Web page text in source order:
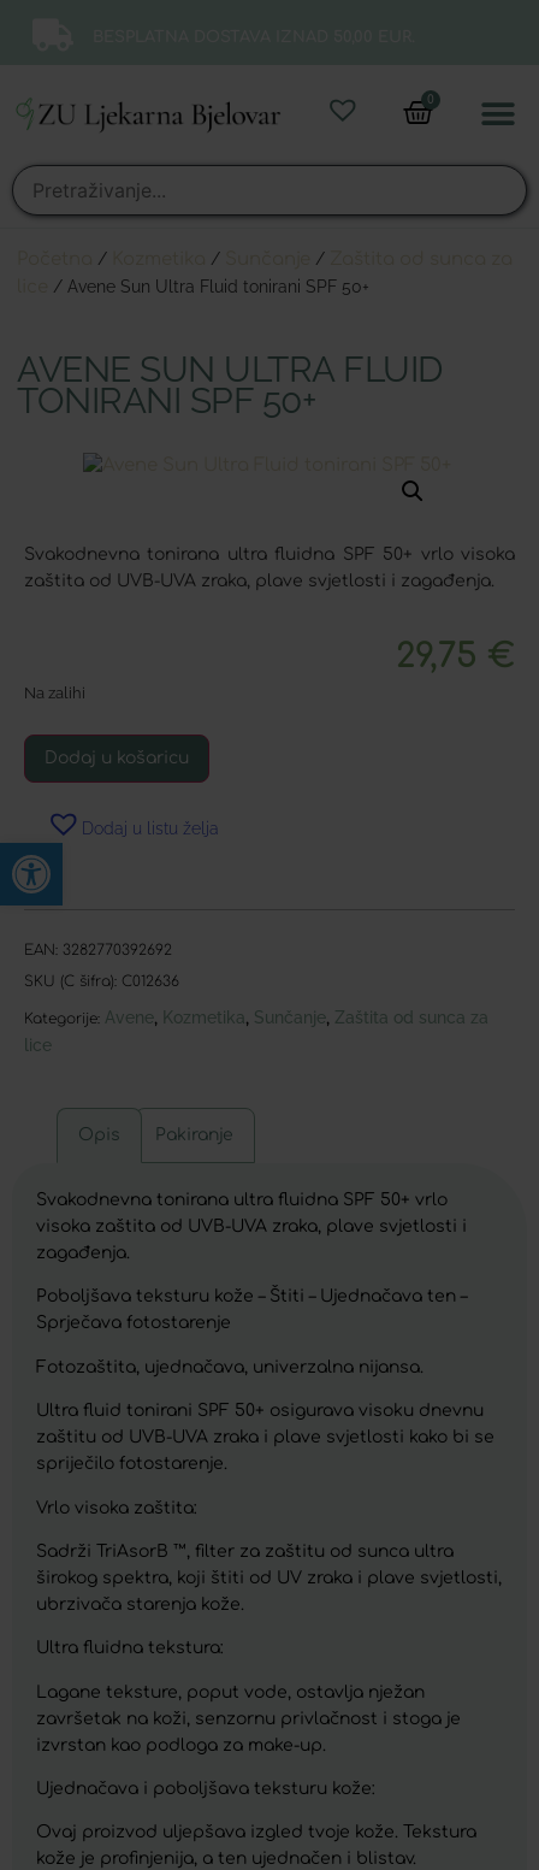
Open toolbar
0
/ / /
/ Avene Sun Ultra Fluid tonirani SPF 50+
AVENE SUN ULTRA FLUID
TONIRANI SPF 50+
Svakodnevna tonirana ultra fluidna SPF 50+ vrlo visoka
zaštita od UVB-UVA zraka, plave svjetlosti i zagađenja.
29,75 €
Na zalihi
Dodaj u košaricu
Dodaj u listu želja
EAN: 3282770392692
SKU (C šifra): C012636
Kategorije: Avene Kozmetika Sunčanje Zaštita od sunca za
lice
Opis Pakiranje
Svakodnevna tonirana ultra fluidna SPF 50+ vrlo
visoka zaštita od UVB-UVA zraka, plave svjetlosti i
zagađenja.
Poboljšava teksturu kože – Štiti – Ujednačava ten –
Sprječava fotostarenje
Fotozaštita, ujednačava, univerzalna nijansa.
Ultra fluid tonirani SPF 50+ osigurava visoku dnevnu
zaštitu od UVB-UVA zraka i plave svjetlosti kako bi se
spriječilo fotostarenje.
Vrlo visoka zaštita:
Sadrži TriAsorB ™, filter za zaštitu od sunca ultra
širokog spektra, koji štiti od UV zraka i plave svjetlosti,
ubrzivača starenja kože.
Ultra fluidna tekstura:
Lagane teksture, poput vode, ostavlja nježan
završetak na koži, senzornu privlačnost i stoga je
izvrstan kao podloga za make-up.
Ujednačava i poboljšava teksturu kože:
Ovaj proizvod uljepšava izgled tvoje kože. Tekstura
kože je profinjenija, a ten ujednačen i blistav.